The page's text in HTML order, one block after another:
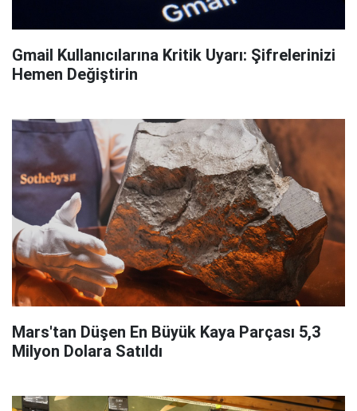
Gmail Kullanıcılarına Kritik Uyarı: Şifrelerinizi
Hemen Değiştirin
Mars'tan Düşen En Büyük Kaya Parçası 5,3
Milyon Dolara Satıldı